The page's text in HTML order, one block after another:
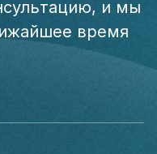
и мы
время